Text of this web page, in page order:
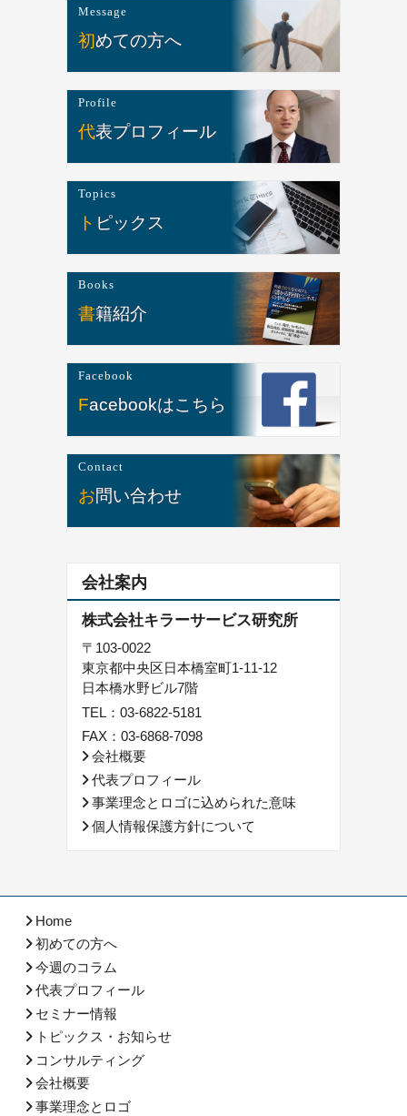
Message
初めての方へ
Profile
代表プロフィール
Topics
トピックス
Books
書籍紹介
Facebook
Facebookはこちら
Contact
お問い合わせ
会社案内
株式会社キラーサービス研究所
〒103-0022
東京都中央区日本橋室町1-11-12
日本橋水野ビル7階
TEL： 03-6822-5181
FAX：03-6868-7098
会社概要
代表プロフィール
事業理念とロゴに込められた意味
個人情報保護方針について
Home
初めての方へ
今週のコラム
代表プロフィール
セミナー情報
トピックス・お知らせ
コンサルティング
会社概要
事業理念とロゴ